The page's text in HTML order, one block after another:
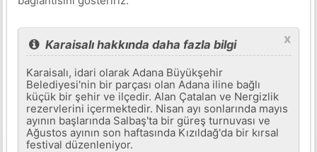
x
Karaisalı hakkında daha fazla bilgi
Karaisalı, idari olarak Adana Büyükşehir
Belediyesi'nin bir parçası olan Adana iline bağlı
küçük bir şehir ve ilçedir. Alan Çatalan ve Nergizlik
rezervlerini içermektedir. Nisan ayı sonlarında mayıs
ayının başlarında Salbaş'ta bir güreş turnuvası ve
Ağustos ayının son haftasında Kızıldağ'da bir kırsal
festival düzenleniyor.